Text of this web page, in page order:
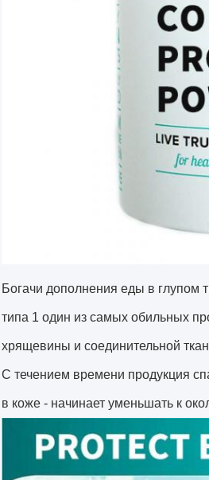
Богачи дополнения еды в глупом
типа 1 один из самых обильных
хрящевины и соединительной
С течением времени продукция
в коже - начинает уменьшать к